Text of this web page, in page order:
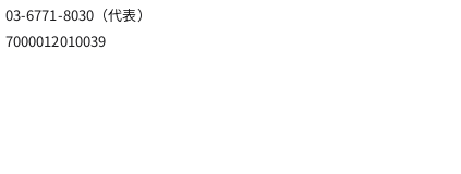
6771-8030（代表）